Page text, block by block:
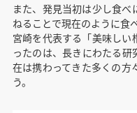
また、発見当初は少し食
ねることで現在のように食
宮崎を代表する「美味しい
ったのは、長きにわたる
在は携わってきた多くの方
う。